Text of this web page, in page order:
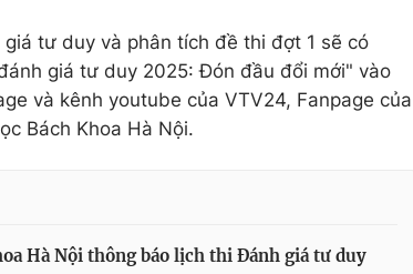
tư duy và phân tích đề thi đợt 1 sẽ có
giá tư duy 2025: Đón đầu đổi mới" vào
và kênh youtube của VTV24, Fanpage của
Bách Khoa Hà Nội.
Hà Nội thông báo lịch thi Đánh giá tư duy